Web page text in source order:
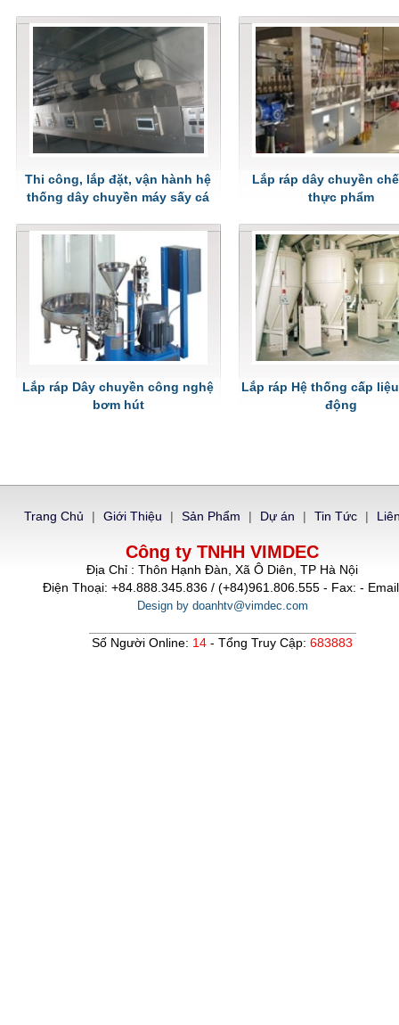
Thi công, lắp đặt, vận hành hệ
thống dây chuyền máy sấy cá
Lắp ráp dây chuyền
thực phẩm
Lắp ráp Dây chuyền công nghệ
bơm hút
Lắp ráp Hệ thống cấp
động
Trang Chủ | Giới Thiệu | Sản Phẩm | Dự án | Tin Tức |
Công ty TNHH VIMDEC
Địa Chỉ : Thôn Hạnh Đàn, Xã Ô Diên, TP Hà Nội
Điện Thoại: +84.888.345.836 / (+84)961.806.555 - Fax: -
Design by doanhtv@vimdec.com
Số Người Online: 14 - Tổng Truy Cập:683883